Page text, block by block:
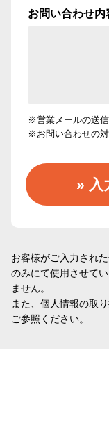
お問い合わせ内
※営業メールの送信
※お問い合わせの対
お客様がご入力され
のみにて使用させて
ません。
また、個人情報の取
ご参照ください。